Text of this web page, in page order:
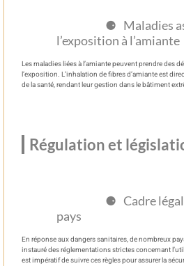
Maladies
l’exposition à l’amiante
Les maladies liées à l’amiante peuvent prendre des
l’exposition. L’inhalation de fibres d’amiante est
de la santé, rendant leur gestion dans le bâtiment
Régulation et
Cadre
pays
En réponse aux dangers sanitaires, de nombreux
instauré des réglementations strictes concernant
est impératif de suivre ces règles pour assurer la